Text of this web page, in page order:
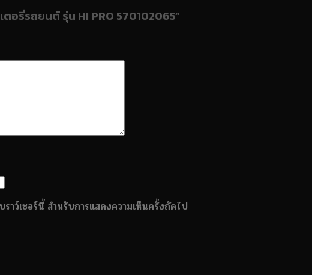
อรี่รถยนต์ รุ่น HI PRO 570102065”
าว์เซอร์นี้ สำหรับการแสดงความเห็นครั้งถัดไป